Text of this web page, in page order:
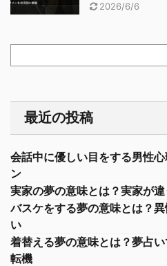
2026/6/6
最近の投稿
会話中に優しい目をする男性
ン
実家の夢の意味とは？実家が
バスケをする夢の意味とは？
い
着替える夢の意味とは？夢占
転機